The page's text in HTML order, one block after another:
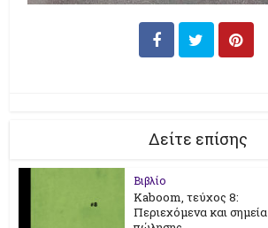
Δείτε επίσης
Βιβλίο
Kaboom, τεύχος 8:
Περιεχόμενα και σημεία